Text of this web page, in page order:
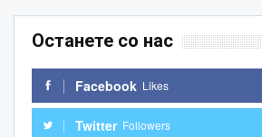
Останете со нас
Facebook Likes
Twitter Followers